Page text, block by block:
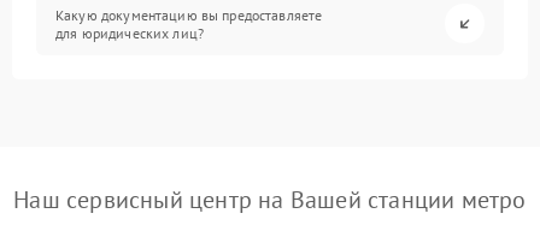
Какую документацию вы предоставляете
для юридических лиц?
Наш сервисный центр на Вашей станции метро